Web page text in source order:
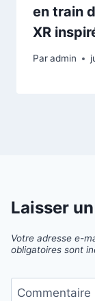
en train
XR
Paradmin
Laisser
Votre adresse e-
obligatoires sont
Commentaire